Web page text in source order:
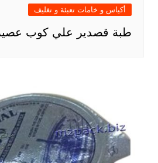
أكياس و خامات تعبئة و تغليف
طبة قصدير علي كوب